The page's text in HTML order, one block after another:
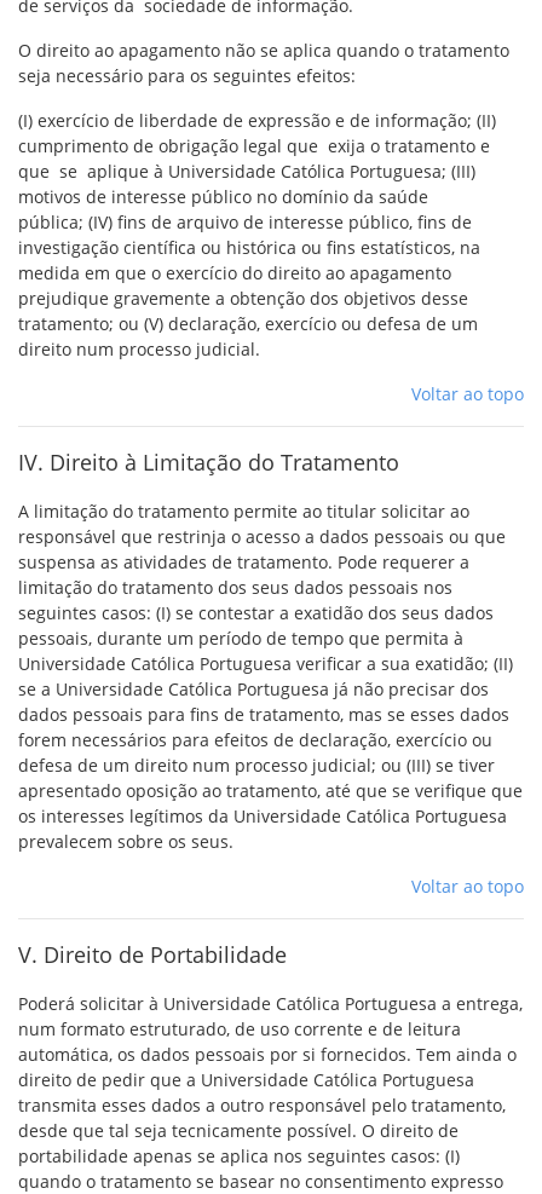
de serviços da sociedade de informação.
O direito ao apagamento não se aplica quando o tratamento
seja necessário para os seguintes efeitos:
(I) exercício de liberdade de expressão e de informação; (II)
cumprimento de obrigação legal que exija o tratamento e
que se aplique à Universidade Católica Portuguesa; (III)
motivos de interesse público no domínio da saúde
pública; (IV) fins de arquivo de interesse público, fins de
investigação científica ou histórica ou fins estatísticos, na
medida em que o exercício do direito ao apagamento
prejudique gravemente a obtenção dos objetivos desse
tratamento; ou (V) declaração, exercício ou defesa de um
direito num processo judicial.
Voltar ao topo
IV. Direito à Limitação do Tratamento
A limitação do tratamento permite ao titular solicitar ao
responsável que restrinja o acesso a dados pessoais ou que
suspensa as atividades de tratamento. Pode requerer a
limitação do tratamento dos seus dados pessoais nos
seguintes casos: (I) se contestar a exatidão dos seus dados
pessoais, durante um período de tempo que permita à
Universidade Católica Portuguesa verificar a sua exatidão; (II)
se a Universidade Católica Portuguesa já não precisar dos
dados pessoais para fins de tratamento, mas se esses dados
forem necessários para efeitos de declaração, exercício ou
defesa de um direito num processo judicial; ou (III) se tiver
apresentado oposição ao tratamento, até que se verifique que
os interesses legítimos da Universidade Católica Portuguesa
prevalecem sobre os seus.
Voltar ao topo
V. Direito de Portabilidade
Poderá solicitar à Universidade Católica Portuguesa a entrega,
num formato estruturado, de uso corrente e de leitura
automática, os dados pessoais por si fornecidos. Tem ainda o
direito de pedir que a Universidade Católica Portuguesa
transmita esses dados a outro responsável pelo tratamento,
desde que tal seja tecnicamente possível. O direito de
portabilidade apenas se aplica nos seguintes casos: (I)
quando o tratamento se basear no consentimento expresso